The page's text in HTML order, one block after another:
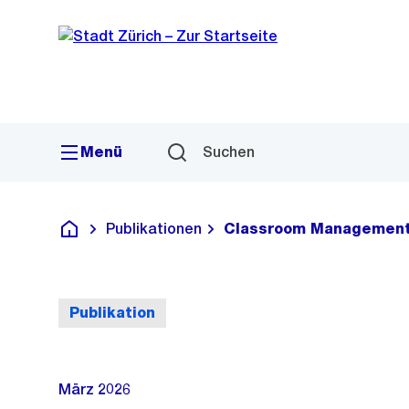
Navigation
Sprunglink
Menü Suchen
Deutsch
Publikationen Classroom
Publikation
März 2026